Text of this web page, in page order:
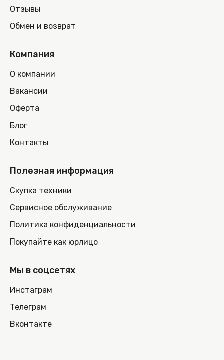
Отзывы
Обмен и возврат
Компания
О компании
Вакансии
Оферта
Блог
Контакты
Полезная информация
Скупка техники
Сервисное обслуживание
Политика конфиденциальности
Покупайте как юрлицо
Мы в соцсетях
Инстаграм
Телеграм
Вконтакте